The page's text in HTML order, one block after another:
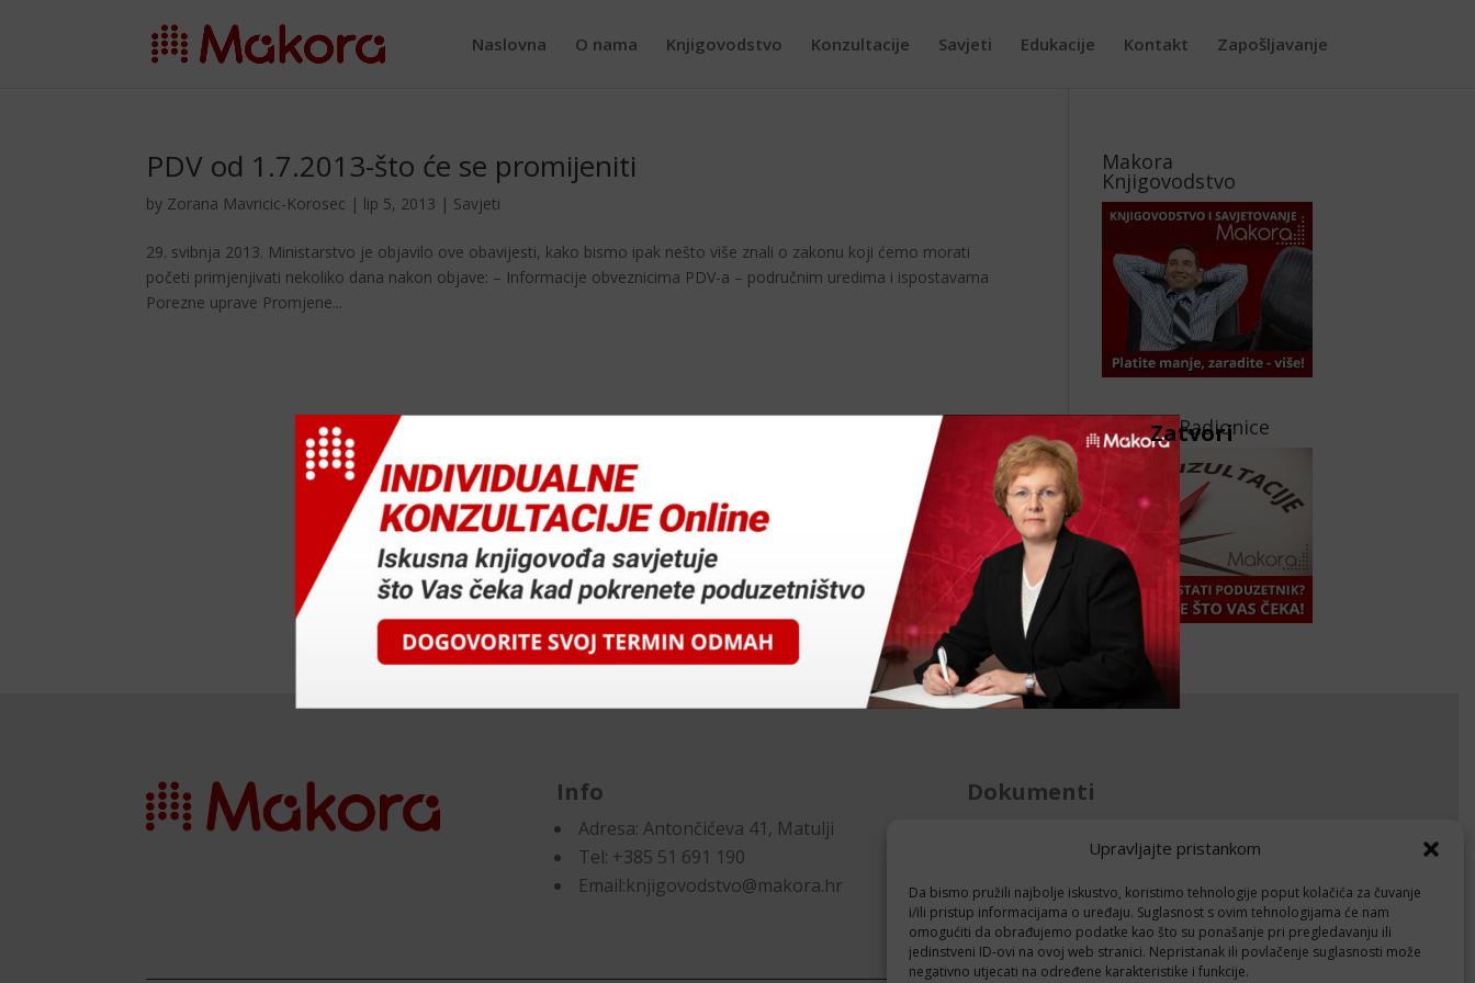
Upravljajte pristankom
Da bismo pružili najbolje iskustvo, koristimo tehnologije poput kolačića za čuvanje
i/ili pristup informacijama o uređaju. Suglasnost s ovim tehnologijama će nam
omogućiti da obrađujemo podatke kao što su ponašanje pri pregledavanju ili
jedinstveni ID-ovi na ovoj web stranici. Nepristanak ili povlačenje suglasnosti može
negativno utjecati na određene karakteristike i funkcije.
Naslovna O nama Knjigovodstvo Konzultacije Savjeti Edukacije Kontakt Zapošljavanje
PDV od 1.7.2013-što će se promijeniti
by Zorana Mavricic-Korosec | lip 5, 2013 | Savjeti
29. svibnja 2013. Ministarstvo je objavilo ove obavijesti, kako bismo ipak nešto više znali o zakonu koji ćemo morati
početi primjenjivati nekoliko dana nakon objave: – Informacije obveznicima PDV-a – područnim uredima i ispostavama
Porezne uprave Promjene...
Makora
Knjigovodstvo
Makora Radionice
Info
Adresa: Antončićeva 41, Matulji
Tel: +385 51 691 190
Email:knjigovodstvo@makora.hr
Dokumenti
Politika kolačića (EU)
Follow
Zatvori